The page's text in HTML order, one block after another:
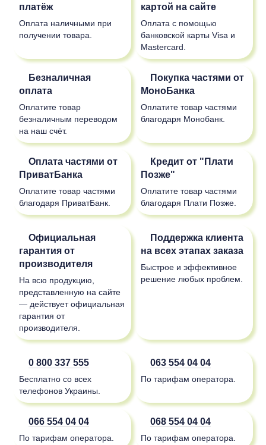
платёж
Оплата наличными при
получении товара.
картой на сайте
Оплата с помощью
банковской карты Visa и
Mastercard.
Безналичная
оплата
Оплатите товар
безналичным переводом
на наш счёт.
Покупка частями от
МоноБанка
Оплатите товар частями
благодаря Монобанк.
Оплата частями от
ПриватБанка
Оплатите товар частями
благодаря ПриватБанк.
Кредит от "Плати
Позже"
Оплатите товар частями
благодаря Плати Позже.
Официальная
гарантия от
производителя
На всю продукцию,
представленную на сайте
— действует официальная
гарантия от
производителя.
Поддержка клиента
на всех этапах заказа
Быстрое и эффективное
решение любых проблем.
0 800 337 555
Бесплатно со всех
телефонов Украины.
063 554 04 04
По тарифам оператора.
066 554 04 04
По тарифам оператора.
068 554 04 04
По тарифам оператора.